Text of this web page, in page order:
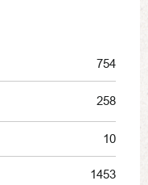
754
258
10
1453